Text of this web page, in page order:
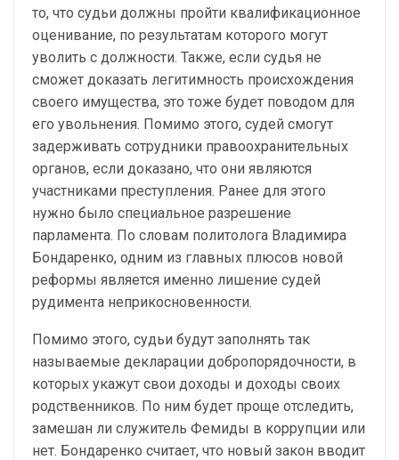
то, что судьи должны пройти квалификационное
оценивание, по результатам которого могут
уволить с должности. Также, если судья не
сможет доказать легитимность происхождения
своего имущества, это тоже будет поводом для
его увольнения. Помимо этого, судей смогут
задерживать сотрудники правоохранительных
органов, если доказано, что они являются
участниками преступления. Ранее для этого
нужно было специальное разрешение
парламента. По словам политолога Владимира
Бондаренко, одним из главных плюсов новой
реформы является именно лишение судей
рудимента неприкосновенности.
Помимо этого, судьи будут заполнять так
называемые декларации добропорядочности, в
которых укажут свои доходы и доходы своих
родственников. По ним будет проще отследить,
замешан ли служитель Фемиды в коррупции или
нет. Бондаренко считает, что новый закон вводит